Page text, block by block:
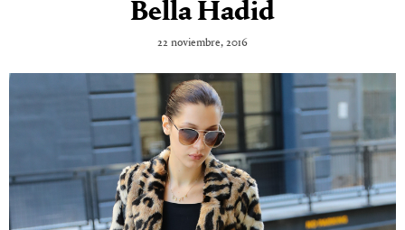
Bella Hadid
22 noviembre, 2016